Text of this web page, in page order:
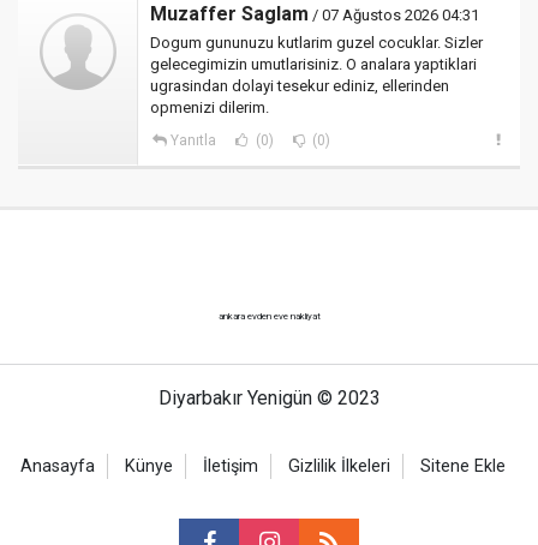
Muzaffer Saglam / 07 Ağustos 2026 04:31
Dogum gununuzu kutlarim guzel cocuklar. Sizler
gelecegimizin umutlarisiniz. O analara yaptiklari
ugrasindan dolayi tesekur ediniz, ellerinden
opmenizi dilerim.
Yanıtla (0) (0)
ankara evden eve nakliyat
Diyarbakır Yenigün © 2023
Anasayfa Künye İletişim Gizlilik İlkeleri Sitene Ekle